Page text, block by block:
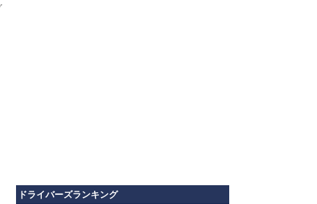
ドライバーズランキング